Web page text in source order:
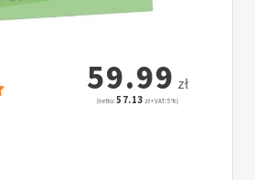
59.99 zł
(netto:57.13 zł + VAT: 5%)